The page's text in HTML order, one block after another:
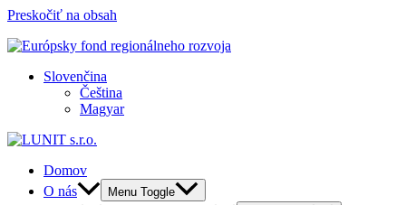
Preskočiť na obsah
Slovenčina
Čeština
Magyar
Domov
O nás
Menu Toggle